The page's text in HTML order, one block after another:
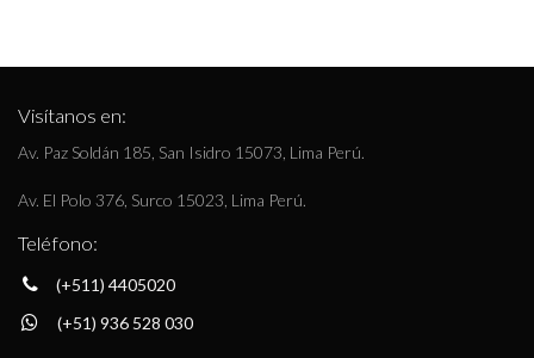
Visítanos en:
Av. Paz Soldán 185, San Isidro 15073, Lima Perú.
Av. El Polo 376, Surco 15023, Lima Perú.
Teléfono:
(+511) 4405020
(+51) 936 528 030